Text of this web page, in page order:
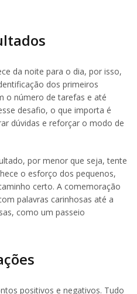
da noite para o dia, por isso,
dos primeiros
o número de tarefas e até
desafio, o que importa é
dúvidas e reforçar o modo de
por menor que seja, tente
o esforço dos pequenos,
certo. A comemoração
palavras carinhosas até a
como um passeio
positivos e negativos. Tudo